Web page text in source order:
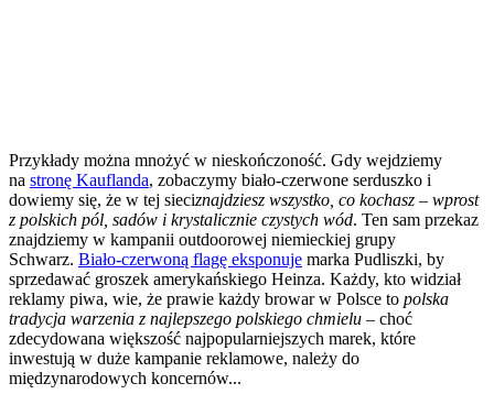
Przykłady można mnożyć w nieskończoność. Gdy wejdziemy
na stronę Kauflanda, zobaczymy biało-czerwone serduszko i
dowiemy się, że w tej sieciznajdziesz wszystko, co kochasz – wprost
z polskich pól, sadów i krystalicznie czystych wód. Ten sam przekaz
znajdziemy w kampanii outdoorowej niemieckiej grupy
Schwarz. Biało-czerwoną flagę eksponuje marka Pudliszki, by
sprzedawać groszek amerykańskiego Heinza. Każdy, kto widział
reklamy piwa, wie, że prawie każdy browar w Polsce to polska
tradycja warzenia z najlepszego polskiego chmielu – choć
zdecydowana większość najpopularniejszych marek, które
inwestują w duże kampanie reklamowe, należy do
międzynarodowych koncernów...